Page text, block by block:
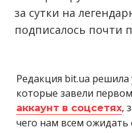
за сутки на
подписалось почти
Редакция bit.ua решила
которые завели
аккаунт в соцсетях,
чего нам всем ожидать